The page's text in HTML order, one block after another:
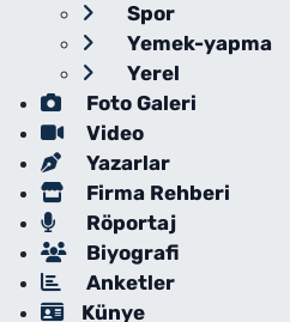
Spor
Yemek-yapma
Yerel
Foto Galeri
Video
Yazarlar
Firma Rehberi
Röportaj
Biyografi
Anketler
Künye